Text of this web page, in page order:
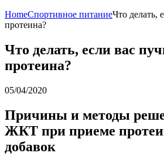
HomeСпортивное питаниеЧто делать,
протеина?
Что делать, если вас
протеина?
05/04/2020
Причины и методы
ЖКТ при приеме
добавок